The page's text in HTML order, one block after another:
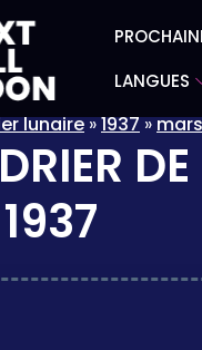
LANGUES
lunaire»1937»mars